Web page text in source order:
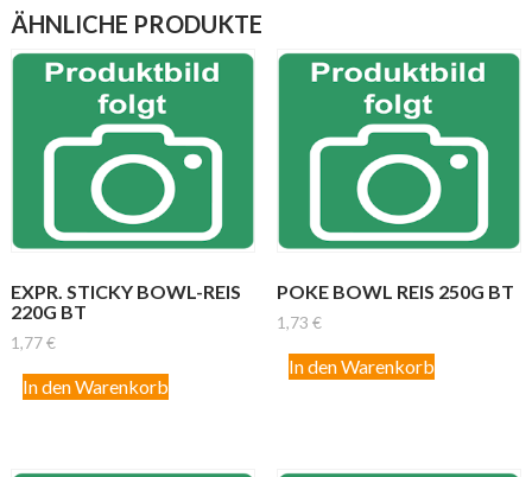
ÄHNLICHE PRODUKTE
EXPR. STICKY BOWL-REIS
220G BT
1,77€
In den Warenkorb
POKE BOWL REIS 250G BT
1,73 €
In den Warenkorb